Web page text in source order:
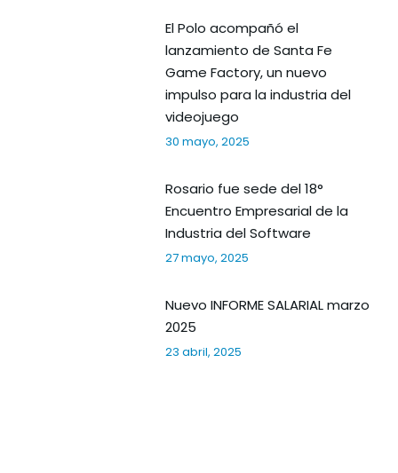
El Polo acompañó el
lanzamiento de Santa Fe
Game Factory, un nuevo
impulso para la industria del
videojuego
30 mayo, 2025
Rosario fue sede del 18°
Encuentro Empresarial de la
Industria del Software
27 mayo, 2025
Nuevo INFORME SALARIAL marzo
2025
23 abril, 2025